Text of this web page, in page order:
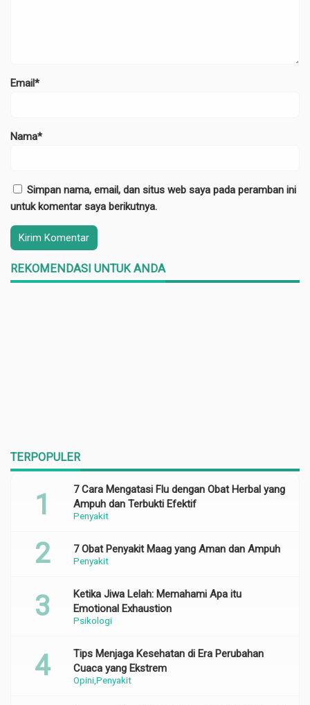
Email*
Nama*
Simpan nama, email, dan situs web saya pada peramban ini
untuk komentar saya berikutnya.
REKOMENDASI UNTUK ANDA
TERPOPULER
Penyakit
7 Cara Mengatasi Flu dengan Obat Herbal yang
Ampuh dan Terbukti Efektif
Penyakit
7 Obat Penyakit Maag yang Aman dan Ampuh
Psikologi
Ketika Jiwa Lelah: Memahami Apa itu
Emotional Exhaustion
OpiniPenyakit
Tips Menjaga Kesehatan di Era Perubahan
Cuaca yang Ekstrem